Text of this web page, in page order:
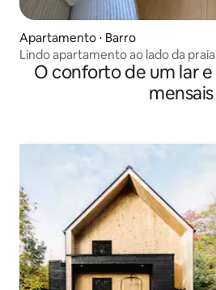
Apartamento ⋅ Barro
Lindo apartamento ao lado da praia
O conforto de um lar
mensais